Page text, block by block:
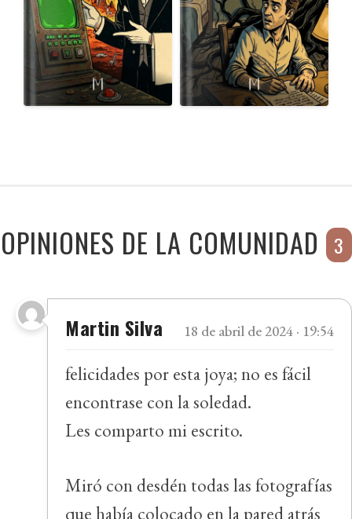
OPINIONES DE LA COMUNIDAD 3
Martin Silva 18 de abril de 2024 · 19:54
felicidades por esta joya; no es fácil
encontrase con la soledad.
Les comparto mi escrito.
Miró con desdén todas las fotografías
que había colocado en la pared atrás